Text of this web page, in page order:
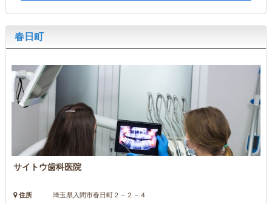
春日町
サイトウ歯科医院
住所 埼玉県入間市春日町２－２－４